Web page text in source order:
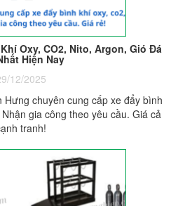
Oxy, CO2, Nito, Argon, Gió Đá
Hiện Nay
12/2025
chuyên cung cấp xe đẩy bình
gia công theo yêu cầu. Giá cả
tranh!